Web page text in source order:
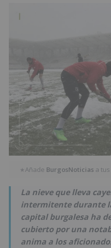
★Añade BurgosNoticias a
La nieve que lleva
intermitente durante
capital burgalesa ha
cubierto por una
anima a los